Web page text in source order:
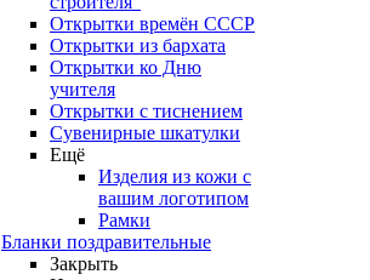
Открытки времён СССР
Открытки из бархата
Открытки ко Дню
учителя
Открытки с тиснением
Сувенирные шкатулки
Ещё
Изделия из кожи с
вашим логотипом
Рамки
Бланки поздравительные
Закрыть